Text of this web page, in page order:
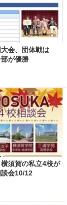
会、団体戦は
が優勝
横須賀の私立4校が
会10/12